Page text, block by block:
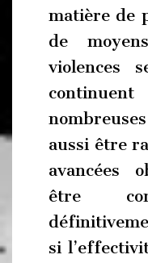
matière de
de
violences
aussi être
avancées
être
si